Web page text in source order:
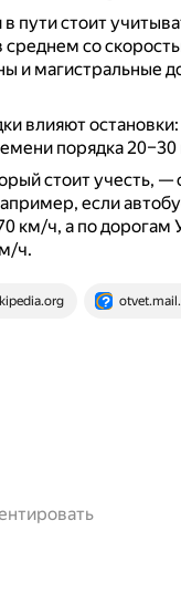
пути стоит
со
и магистральные
влияют
порядка 20–30
стоит учесть,
если
км/ч, а по
ч.